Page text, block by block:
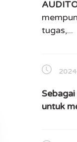
A
tugas,...
untuk